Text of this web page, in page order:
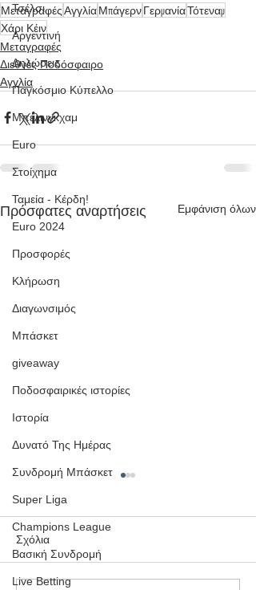
Τσέλσι
Αργεντινή
Δηλώσεις
Παγκόσμιο Κύπελλο
Μπέλινγκχαμ
Euro
Στοίχημα
Ταμεία - Κέρδη!
Euro 2024
Προσφορές
Κλήρωση
Διαγωνσιμός
Μπάσκετ
giveaway
Ποδοσφαιρικές ιστορίες
Ιστορία
Δυνατό Της Ημέρας
Συνδρομή Μπάσκετ
Super Liga
Champions League
Βασική Συνδρομή
Live Betting
ΜεταγραφέςΑγγλίαΜπάγερνΓερμανίαΤότεναμ
Χάρι Κέιν
Μεταγραφές
Διεθνές Ποδόσφαιρο
Αγγλία
Πρόσφατες αναρτήσεις Εμφάνιση όλων
Σχόλια